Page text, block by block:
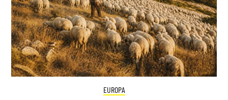
EUROPA